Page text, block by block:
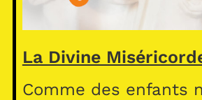
La Divine
Comme des enfants